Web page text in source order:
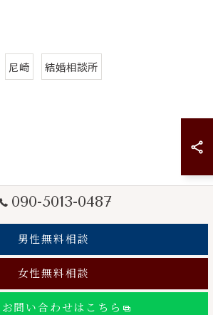
尼崎 結婚相談所
090-5013-0487
男性無料相談
女性無料相談
問い合わせはこちら